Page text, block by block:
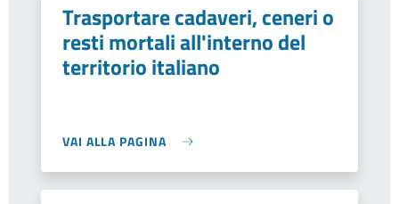
Trasportare cadaveri, ceneri o
resti mortali all'interno del
territorio italiano
VAI ALLA PAGINA